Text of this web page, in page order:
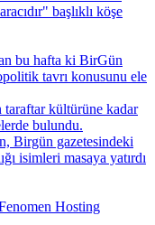
Hosting